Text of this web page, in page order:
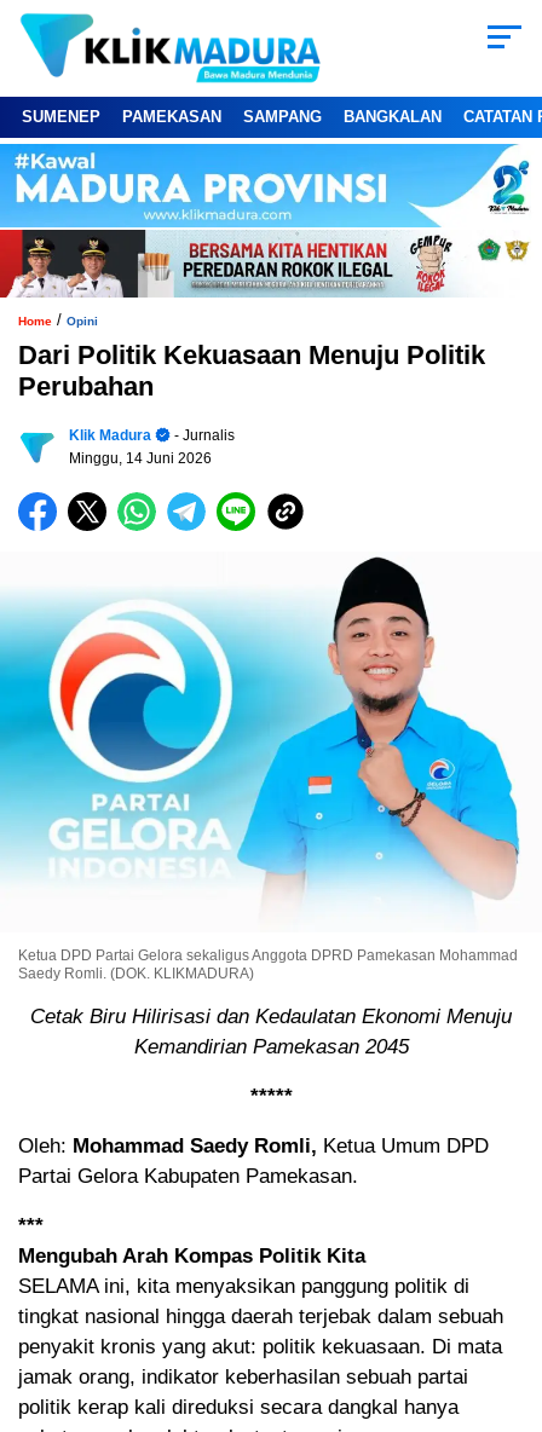
SUMENEP PAMEKASAN SAMPANG BANGKALAN CATATAN
Home / Opini
Dari Politik Kekuasaan Menuju Politik
Perubahan
Klik Madura
- Jurnalis
Minggu, 14 Juni 2026
Ketua DPD Partai Gelora sekaligus Anggota DPRD Pamekasan Mohammad
Saedy Romli. (DOK. KLIKMADURA)
Cetak Biru Hilirisasi dan Kedaulatan Ekonomi Menuju
Kemandirian Pamekasan 2045
*****
Oleh: Mohammad Saedy Romli, Ketua Umum DPD
Partai Gelora Kabupaten Pamekasan.
***
Mengubah Arah Kompas Politik Kita
SELAMA ini, kita menyaksikan panggung politik di
tingkat nasional hingga daerah terjebak dalam sebuah
penyakit kronis yang akut: politik kekuasaan. Di mata
jamak orang, indikator keberhasilan sebuah partai
politik kerap kali direduksi secara dangkal hanya